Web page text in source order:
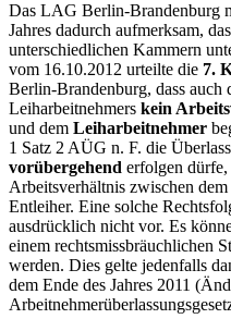
Das LAG Berlin-Brandenburg
Jahres dadurch aufmerksam,
unterschiedlichen Kammern
vom 16.10.2012 urteilte die 7.
Berlin-Brandenburg, dass auch
Leiharbeitnehmers kein
und dem Leiharbeitnehmer
1 Satz 2 AÜG n. F. die
vorübergehend erfolgen
Arbeitsverhältnis zwischen
Entleiher. Eine solche
ausdrücklich nicht vor. Es
einem rechtsmissbräuchlichen
werden. Dies gelte jedenfalls
dem Ende des Jahres 2011